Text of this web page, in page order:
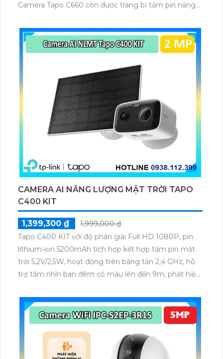
Camera Tapo C660 còn được trang bị tấm pin năng
thú cưng, phương tiện, lưu trữ thẻ microSD tối đa 512
GB.
CAMERA AI NĂNG LƯỢNG MẶT TRỜI TAPO
C400 KIT
1,399,300 ₫
1,999,000 ₫
Tapo C400 KIT với độ phân giải Full HD 1080P, pin
lithium-ion 5200mAh tích hợp kết hợp tấm pin mặt
trời 5,2V/2,5W, hoạt động trên băng tần 2,4 GHz, hỗ
trợ tầm nhìn ban đêm có màu lên đến 9m, phát hiện
dữ liệu qua thẻ microSD lên đến 512GB.